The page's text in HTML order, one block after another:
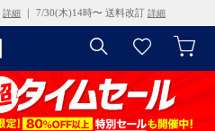
詳細 ｜ 7/30(木)14時〜 送料改訂 詳細